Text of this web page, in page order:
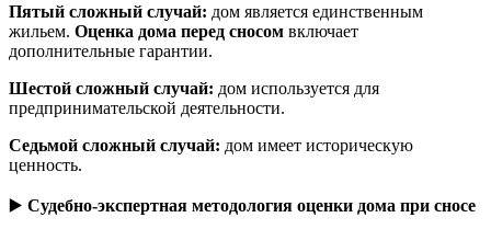
Пятый сложный случай: дом является единственным
жильем. Оценка дома перед сносом включает
дополнительные гарантии.
Шестой сложный случай: дом используется для
предпринимательской деятельности.
Седьмой сложный случай: дом имеет историческую
ценность.
▶️ Судебно-экспертная методология оценки дома при сносе